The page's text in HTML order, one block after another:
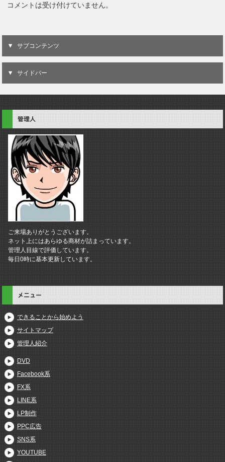
コメントは受け付けていません。
サブコンテンツ
サイドバー
管理人
ご来場ありがとうございます。
ネット上にはあらゆる商材が詰まっています。
管理人目線で評価しています。
毎日0時に基本更新しています。
メニュー
できることから始めよう
サイトマップ
管理人紹介
DVD
Facebook系
FX系
LINE系
LP制作
PPC広告
SNS系
YOUTUBE